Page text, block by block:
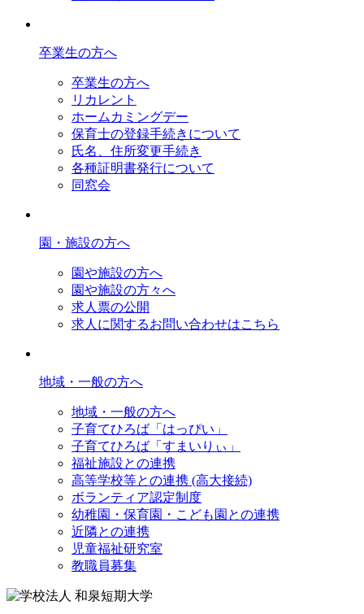
卒業生の方へ
卒業生の方へ
リカレント
ホームカミングデー
保育士の登録手続きについて
氏名、住所変更手続き
各種証明書発行について
同窓会
園・施設の方へ
園や施設の方へ
園や施設の方々へ
求人票の公開
求人に関するお問い合わせはこちら
地域・一般の方へ
地域・一般の方へ
子育てひろば「はっぴい」
子育てひろば「すまいりぃ」
福祉施設との連携
高等学校等との連携 (高大接続)
ボランティア認定制度
幼稚園・保育園・こども園との連携
近隣との連携
児童福祉研究室
教職員募集